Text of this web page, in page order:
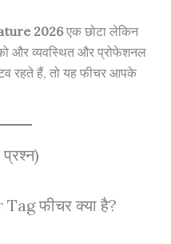
2026एक छोटा लेकिन
और व्यवस्थित और प्रोफेशनल
रहते हैं, तो यह फीचर आपके
फीचर क्या है?